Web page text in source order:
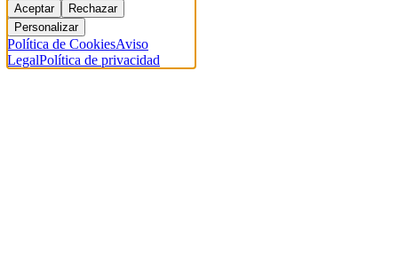
Aceptar
Rechazar
Personalizar
Política de CookiesAviso
LegalPolítica de privacidad